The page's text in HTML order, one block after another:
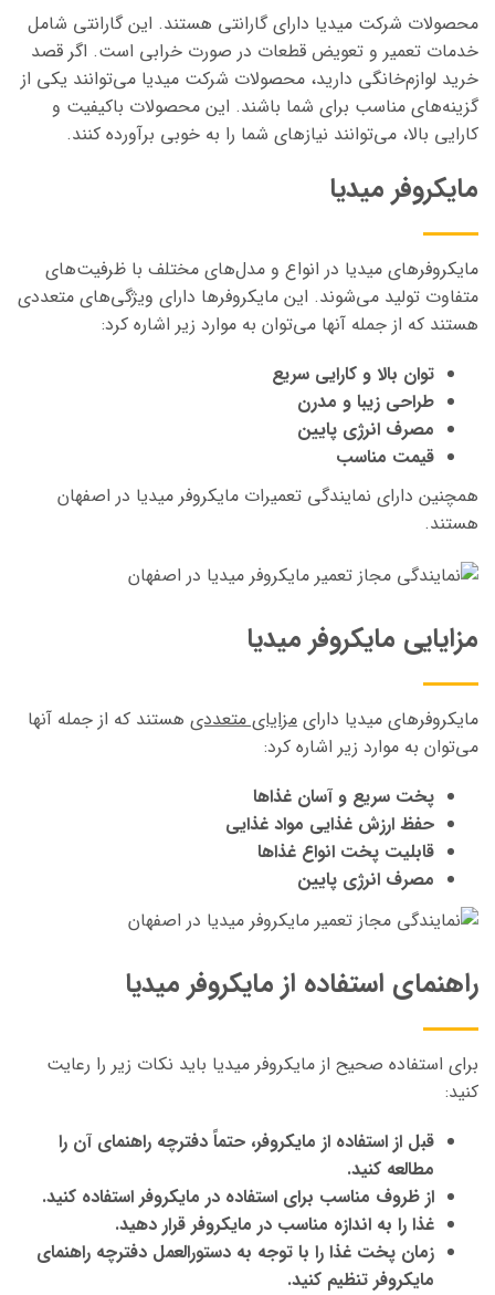
محصولات شرکت میدیا دارای گارانتی هستند. این گارانتی شامل
خدمات تعمیر و تعویض قطعات در صورت خرابی است. اگر قصد
خرید لوازم‌خانگی دارید، محصولات شرکت میدیا می‌توانند یکی از
گزینه‌های مناسب برای شما باشند. این محصولات باکیفیت و
کارایی بالا، می‌توانند نیازهای شما را به خوبی برآورده کنند.
مایکروفر میدیا
مایکروفرهای میدیا در انواع و مدل‌های مختلف با ظرفیت‌های
متفاوت تولید می‌شوند. این مایکروفرها دارای ویژگی‌های متعددی
هستند که از جمله آنها می‌توان به موارد زیر اشاره کرد:
توان بالا و کارایی سریع
طراحی زیبا و مدرن
مصرف انرژی پایین
قیمت مناسب
همچنین دارای نمایندگی تعمیرات مایکروفر میدیا در اصفهان
هستند.
مزایایی مایکروفر میدیا
مایکروفرهای میدیا دارای مزایای متعددی هستند که از جمله آنها
می‌توان به موارد زیر اشاره کرد:
پخت سریع و آسان غذاها
حفظ ارزش غذایی مواد غذایی
قابلیت پخت انواع غذاها
مصرف انرژی پایین
راهنمای استفاده از مایکروفر میدیا
برای استفاده صحیح از مایکروفر میدیا باید نکات زیر را رعایت
کنید:
قبل از استفاده از مایکروفر، حتماً دفترچه راهنمای آن را
مطالعه کنید.
از ظروف مناسب برای استفاده در مایکروفر استفاده کنید.
غذا را به اندازه مناسب در مایکروفر قرار دهید.
زمان پخت غذا را با توجه به دستورالعمل دفترچه راهنمای
مایکروفر تنظیم کنید.